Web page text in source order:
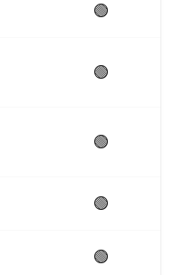
🟢
🟢
🟢
🟢
🟢